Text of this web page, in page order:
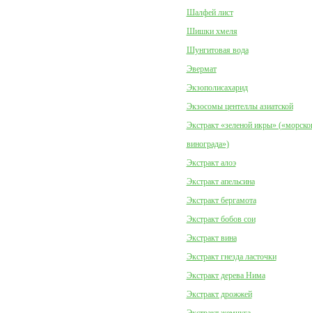
Шалфей лист
Шишки хмеля
Шунгитовая вода
Эвермат
Экзополисахарид
Экзосомы центеллы азиатской
Экстракт «зеленой икры»
винограда»)
Экстракт алоэ
Экстракт апельсина
Экстракт бергамота
Экстракт бобов сои
Экстракт вина
Экстракт гнезда ласточки
Экстракт дерева Нима
Экстракт дрожжей